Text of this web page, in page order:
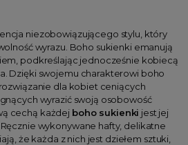
niezobowiązującego stylu, który
wyrazu. Boho sukienki emanują
podkreślając jednocześnie kobiecą
Dzięki swojemu charakterowi boho
dla kobiet ceniących
wyrazić swoją osobowość
cechą każdej boho sukienki jest jej
wykonywane hafty, delikatne
że każda z nich jest dziełem sztuki,